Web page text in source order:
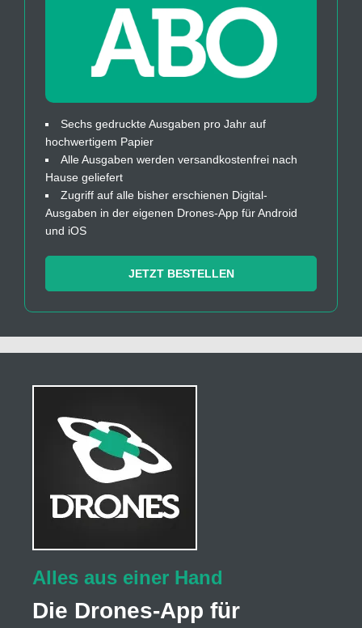
Sechs gedruckte Ausgaben pro Jahr auf
hochwertigem Papier
Alle Ausgaben werden versandkostenfrei nach
Hause geliefert
Zugriff auf alle bisher erschienen Digital-
Ausgaben in der eigenen Drones-App für Android
und iOS
JETZT BESTELLEN
Alles aus einer Hand
Die Drones-App für